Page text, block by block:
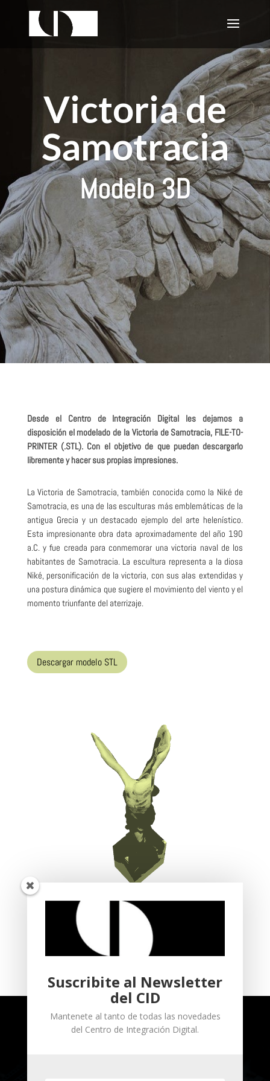
Victoria de
Samotracia
Modelo 3D
Desde el Centro de Integración Digital les dejamos a
disposición el modelado de la Victoria de Samotracia, FILE-TO-
PRINTER (.STL). Con el objetivo de que puedan descargarlo
libremente y hacer sus propias impresiones.
La Victoria de Samotracia, también conocida como la Niké de
Samotracia, es una de las esculturas más emblemáticas de la
antigua Grecia y un destacado ejemplo del arte helenístico.
Esta impresionante obra data aproximadamente del año 190
a.C. y fue creada para conmemorar una victoria naval de los
habitantes de Samotracia. La escultura representa a la diosa
Niké, personificación de la victoria, con sus alas extendidas y
una postura dinámica que sugiere el movimiento del viento y el
momento triunfante del aterrizaje.
Descargar modelo STL
Suscribite al Newsletter
del CID
Mantenete al tanto de todas las novedades
del Centro de Integración Digital.